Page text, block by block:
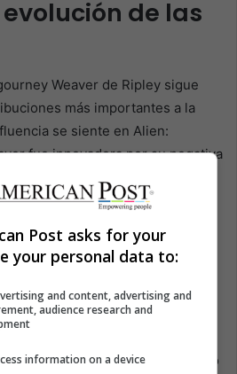
de las
Weaver de Ripley sigue
más importantes a la
se siente en Alien:
fue innovadora por su negativa
de la mujer en la ciencia
de miedo, Ripley tomó el
poderoso símbolo de
legado continúa con Rain de
femeninos de la
por Isabela Merced y
de muchas maneras. Ella decidió
Post asks for your
your personal data to:
and content, advertising and
audience research and
information on a device